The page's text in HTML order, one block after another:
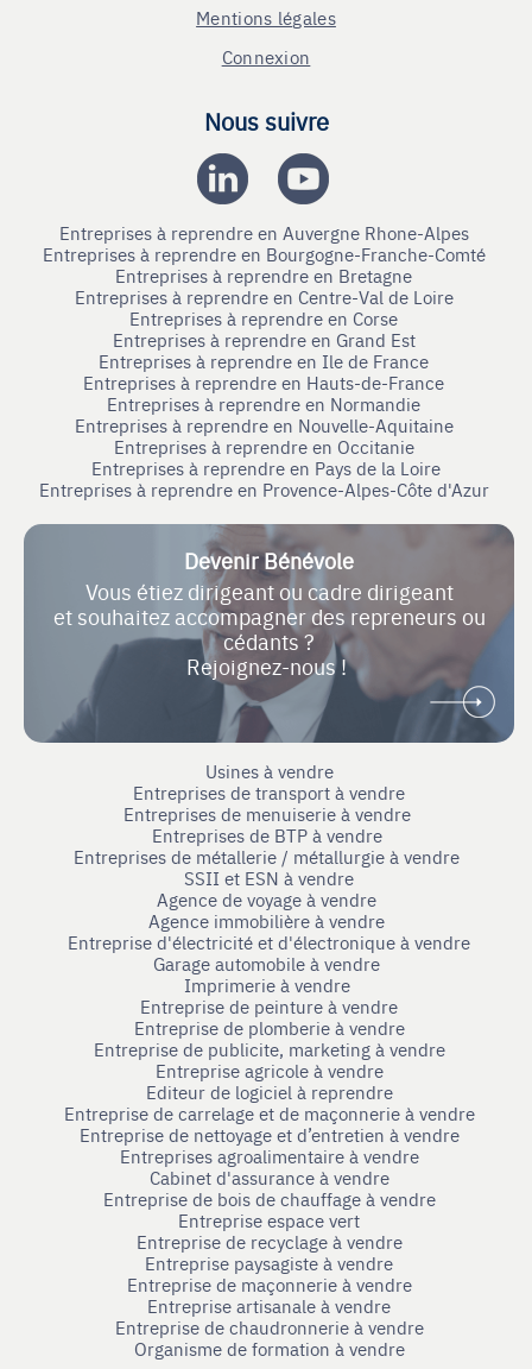
Mentions légales
Connexion
Nous suivre
Entreprises à reprendre en Auvergne Rhone-Alpes
Entreprises à reprendre en Bourgogne-Franche-Comté
Entreprises à reprendre en Bretagne
Entreprises à reprendre en Centre-Val de Loire
Entreprises à reprendre en Corse
Entreprises à reprendre en Grand Est
Entreprises à reprendre en Ile de France
Entreprises à reprendre en Hauts-de-France
Entreprises à reprendre en Normandie
Entreprises à reprendre en Nouvelle-Aquitaine
Entreprises à reprendre en Occitanie
Entreprises à reprendre en Pays de la Loire
Entreprises à reprendre en Provence-Alpes-Côte d'Azur
Devenir Bénévole
Vous étiez dirigeant ou cadre dirigeant
et souhaitez accompagner des repreneurs ou
cédants ?
Rejoignez-nous !
Usines à vendre
Entreprises de transport à vendre
Entreprises de menuiserie à vendre
Entreprises de BTP à vendre
Entreprises de métallerie / métallurgie à vendre
SSII et ESN à vendre
Agence de voyage à vendre
Agence immobilière à vendre
Entreprise d'électricité et d'électronique à vendre
Garage automobile à vendre
Imprimerie à vendre
Entreprise de peinture à vendre
Entreprise de plomberie à vendre
Entreprise de publicite, marketing à vendre
Entreprise agricole à vendre
Editeur de logiciel à reprendre
Entreprise de carrelage et de maçonnerie à vendre
Entreprise de nettoyage et d’entretien à vendre
Entreprises agroalimentaire à vendre
Cabinet d'assurance à vendre
Entreprise de bois de chauffage à vendre
Entreprise espace vert
Entreprise de recyclage à vendre
Entreprise paysagiste à vendre
Entreprise de maçonnerie à vendre
Entreprise artisanale à vendre
Entreprise de chaudronnerie à vendre
Organisme de formation à vendre